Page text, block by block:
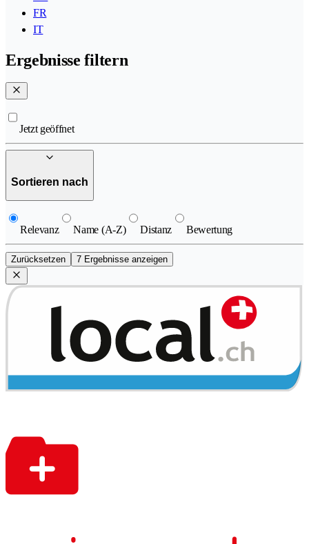
FR
IT
Ergebnisse filtern
Jetzt geöffnet
Sortieren nach
Relevanz Name (A-Z) Distanz Bewertung
Zurücksetzen 7 Ergebnisse anzeigen